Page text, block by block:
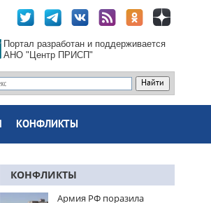
Портал разработан и поддерживается
АНО "Центр ПРИСП"
КОНФЛИКТЫ
КОНФЛИКТЫ
Армия РФ поразила